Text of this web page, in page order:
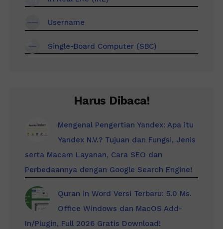
Username
Single-Board Computer (SBC)
Harus Dibaca!
Mengenal Pengertian Yandex: Apa itu
Yandex N.V.? Tujuan dan Fungsi, Jenis
serta Macam Layanan, Cara SEO dan
Perbedaannya dengan Google Search Engine!
Quran in Word Versi Terbaru: 5.0 Ms.
Office Windows dan MacOS Add-
In/Plugin, Full 2026 Gratis Download!